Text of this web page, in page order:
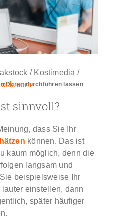
/ Kostimedia /
Düren durchführen lassen
sinnvoll?
dass Sie Ihr
können. Das ist
kaum möglich, denn die
langsam und
beispielsweise Ihr
einstellen, dann
später häufiger